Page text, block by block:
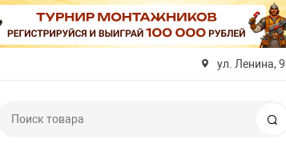
ул. Ленина,